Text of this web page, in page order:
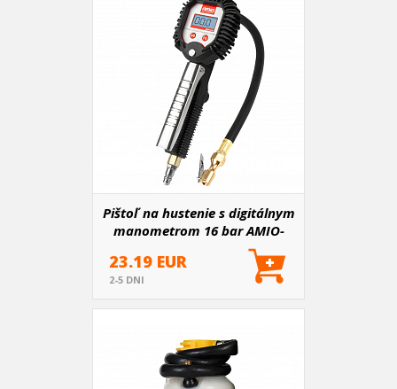
Pištoľ na hustenie s digitálnym
manometrom 16 bar AMIO-
23.19 EUR
2-5 DNI